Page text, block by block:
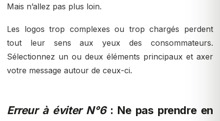
Mais n’allez pas plus loin.
Les logos trop complexes ou trop chargés perdent
tout leur sens aux yeux des consommateurs.
Sélectionnez un ou deux éléments principaux et axer
votre message autour de ceux-ci.
Erreur à éviter N°6: Ne pas prendre en